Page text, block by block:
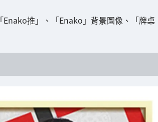
Enako推」、「Enako」背景圖像、「牌桌